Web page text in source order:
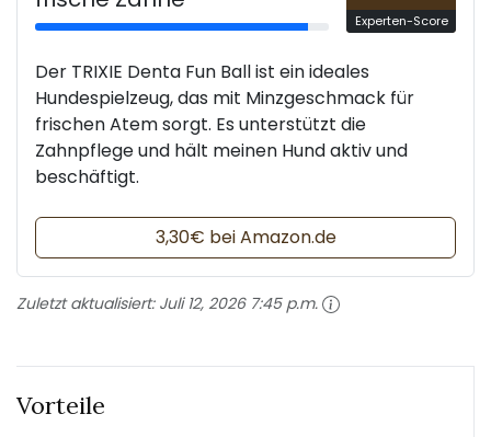
Experten-Score
Der TRIXIE Denta Fun Ball ist ein ideales
Hundespielzeug, das mit Minzgeschmack für
frischen Atem sorgt. Es unterstützt die
Zahnpflege und hält meinen Hund aktiv und
beschäftigt.
3,30€ bei Amazon.de
Zuletzt aktualisiert: Juli 12, 2026 7:45 p.m.
Vorteile